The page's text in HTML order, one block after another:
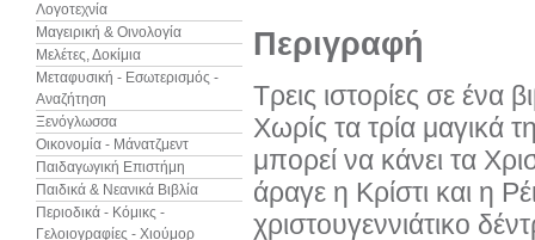
Λογοτεχνία
Μαγειρική & Οινολογία
Μελέτες, Δοκίμια
Μεταφυσική - Εσωτερισμός -
Αναζήτηση
Ξενόγλωσσα
Οικονομία - Μάνατζμεντ
Παιδαγωγική Επιστήμη
Παιδικά & Νεανικά Βιβλία
Περιοδικά - Κόμικς -
Γελοιογραφίες - Χιούμορ
Περιγραφή
Τρεις ιστορίες σε ένα
Χωρίς τα τρία μαγικά
μπορεί να κάνει τα
άραγε η Κρίστι και η
χριστουγεννιάτικο